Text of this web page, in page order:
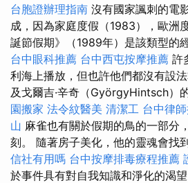
台胞證辦理指南 沒有國家諷刺的電
成，因為家庭度假（1983），歐洲
誕節假期》（1989年）是該類型的
台中眼科推薦 台中西屯按摩推薦 許
利海上播放，但也許他們都沒有設
及戈爾吉·辛奇（GyörgyHintsch）
園搬家 法令紋醫美 清潔工 台中律
山 麻雀也有關於假期的鳥的一部分
刻。 隨著房子美化，他的靈魂會找
信社有用嗎 台中按摩排毒療程推薦
於事件具有對自我知識和淨化的渴望